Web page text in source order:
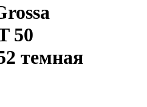
50
темная